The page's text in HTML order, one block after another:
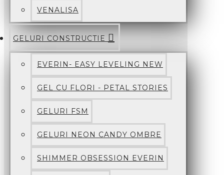
VENALISA
GELURI CONSTRUCTIE
EVERIN- EASY LEVELING NEW
GEL CU FLORI - PETAL STORIES
GELURI FSM
GELURI NEON CANDY OMBRE
SHIMMER OBSESSION EVERIN